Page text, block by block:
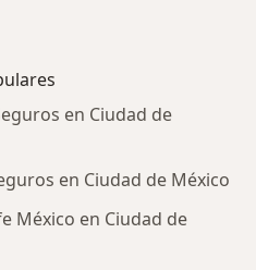
en Ciudad de
en Ciudad de México
México en Ciudad de